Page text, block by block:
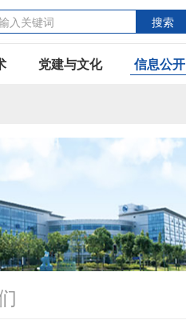
搜索
党建与文化 信息公开